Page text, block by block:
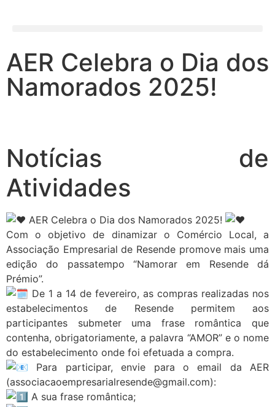
AER Celebra o Dia dos
Namorados 2025!
Notícias de
Atividades
AER Celebra o Dia dos Namorados 2025!
Com o objetivo de dinamizar o Comércio Local, a
Associação Empresarial de Resende promove mais uma
edição do passatempo “Namorar em Resende dá
Prémio”.
De 1 a 14 de fevereiro, as compras realizadas nos
estabelecimentos de Resende permitem aos
participantes submeter uma frase romântica que
contenha, obrigatoriamente, a palavra “AMOR” e o nome
do estabelecimento onde foi efetuada a compra.
Para participar, envie para o email da AER
(associacaoempresarialresende@gmail.com):
A sua frase romântica;